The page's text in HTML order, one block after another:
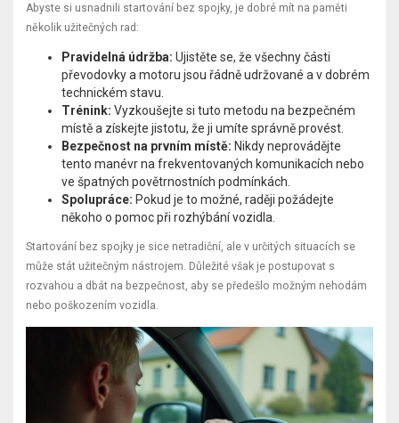
Abyste si usnadnili startování bez spojky, je dobré mít na paměti
několik užitečných rad:
Pravidelná údržba: Ujistěte se, že všechny části
převodovky a motoru jsou řádně udržované a v dobrém
technickém stavu.
Trénink: Vyzkoušejte si tuto metodu na bezpečném
místě a získejte jistotu, že ji umíte správně provést.
Bezpečnost na prvním místě: Nikdy neprovádějte
tento manévr na frekventovaných komunikacích nebo
ve špatných povětrnostních podmínkách.
Spolupráce: Pokud je to možné, raději požádejte
někoho o pomoc při rozhýbání vozidla.
Startování bez spojky je sice netradiční, ale v určitých situacích se
může stát užitečným nástrojem. Důležité však je postupovat s
rozvahou a dbát na bezpečnost, aby se předešlo možným nehodám
nebo poškozením vozidla.